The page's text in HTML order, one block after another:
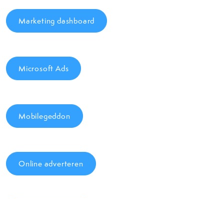
Marketing dashboard
Microsoft Ads
Mobilegeddon
Online adverteren